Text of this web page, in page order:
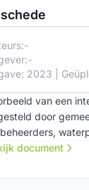
-
-
2023 |
van een
door
in
document